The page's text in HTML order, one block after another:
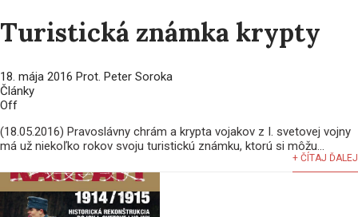
Turistická známka krypty
18. mája 2016 Prot. Peter Soroka
Články
Off
(18.05.2016) Pravoslávny chrám a krypta vojakov z I. svetovej vojny
má už niekoľko rokov svoju turistickú známku, ktorú si môžu...
+ ČÍTAJ ĎALEJ